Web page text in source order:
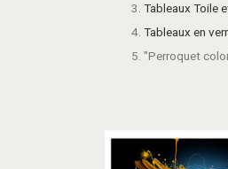
Tableaux Toile
Tableaux en
"Perroquet